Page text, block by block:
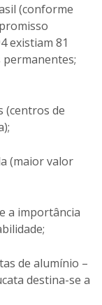
(maior valor
destina-se a
ambiental,
feito
Aplicada), a